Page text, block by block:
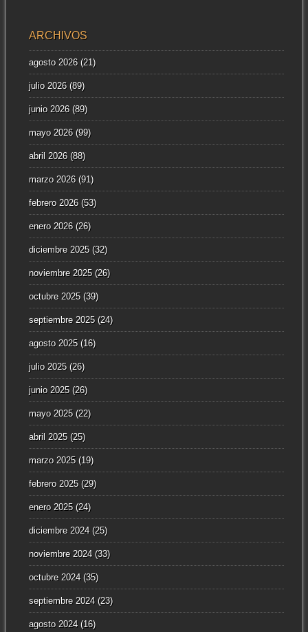
ARCHIVOS
agosto 2026(21)
julio 2026(89)
junio 2026(89)
mayo 2026(99)
abril 2026(88)
marzo 2026(91)
febrero 2026(53)
enero 2026(26)
diciembre 2025(32)
noviembre 2025(26)
octubre 2025(39)
septiembre 2025(24)
agosto 2025(16)
julio 2025(26)
junio 2025(26)
mayo 2025(22)
abril 2025(25)
marzo 2025(19)
febrero 2025(29)
enero 2025(24)
diciembre 2024(25)
noviembre 2024(33)
octubre 2024(35)
septiembre 2024(23)
agosto 2024(16)